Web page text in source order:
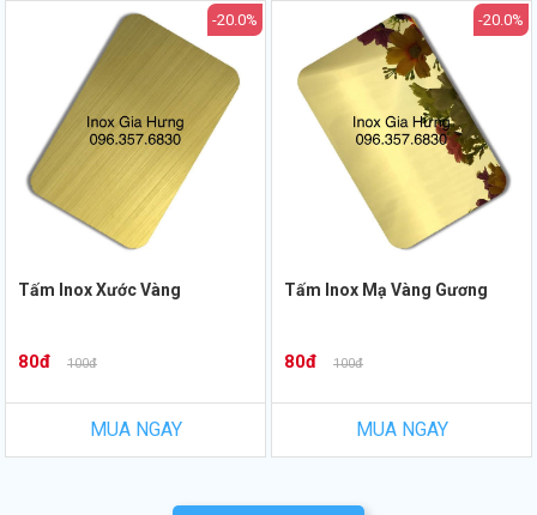
-20.0%
Tấm Inox Xước Vàng
80đ 100đ
MUA NGAY
-20.0%
Tấm Inox Mạ Vàng Gương
80đ 100đ
MUA NGAY